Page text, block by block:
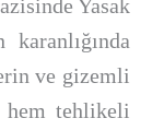
Yasak
ve gizemli
tehlikeli